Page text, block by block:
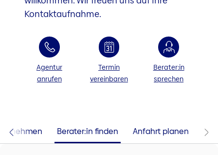
Kontaktaufnahme.
Agentur
anrufen
Termin
vereinbaren
Berater:in
sprechen
Berater:in finden Anfahrt planen